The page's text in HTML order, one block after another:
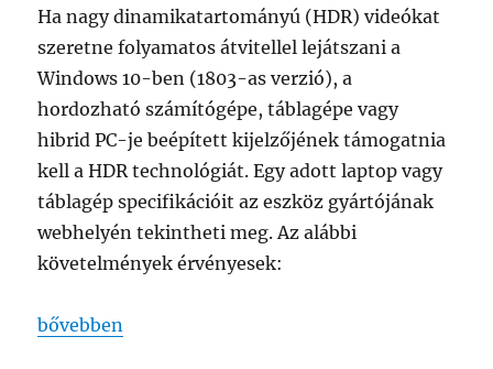
Ha nagy dinamikatartományú (HDR) videókat
szeretne folyamatos átvitellel lejátszani a
Windows 10-ben (1803-as verzió), a
hordozható számítógépe, táblagépe vagy
hibrid PC-je beépített kijelzőjének támogatnia
kell a HDR technológiát. Egy adott laptop vagy
táblagép specifikációit az eszköz gyártójának
webhelyén tekintheti meg. Az alábbi
követelmények érvényesek:
„kijelzőre vonatkozó követelmények a hdr-videók
bővebben